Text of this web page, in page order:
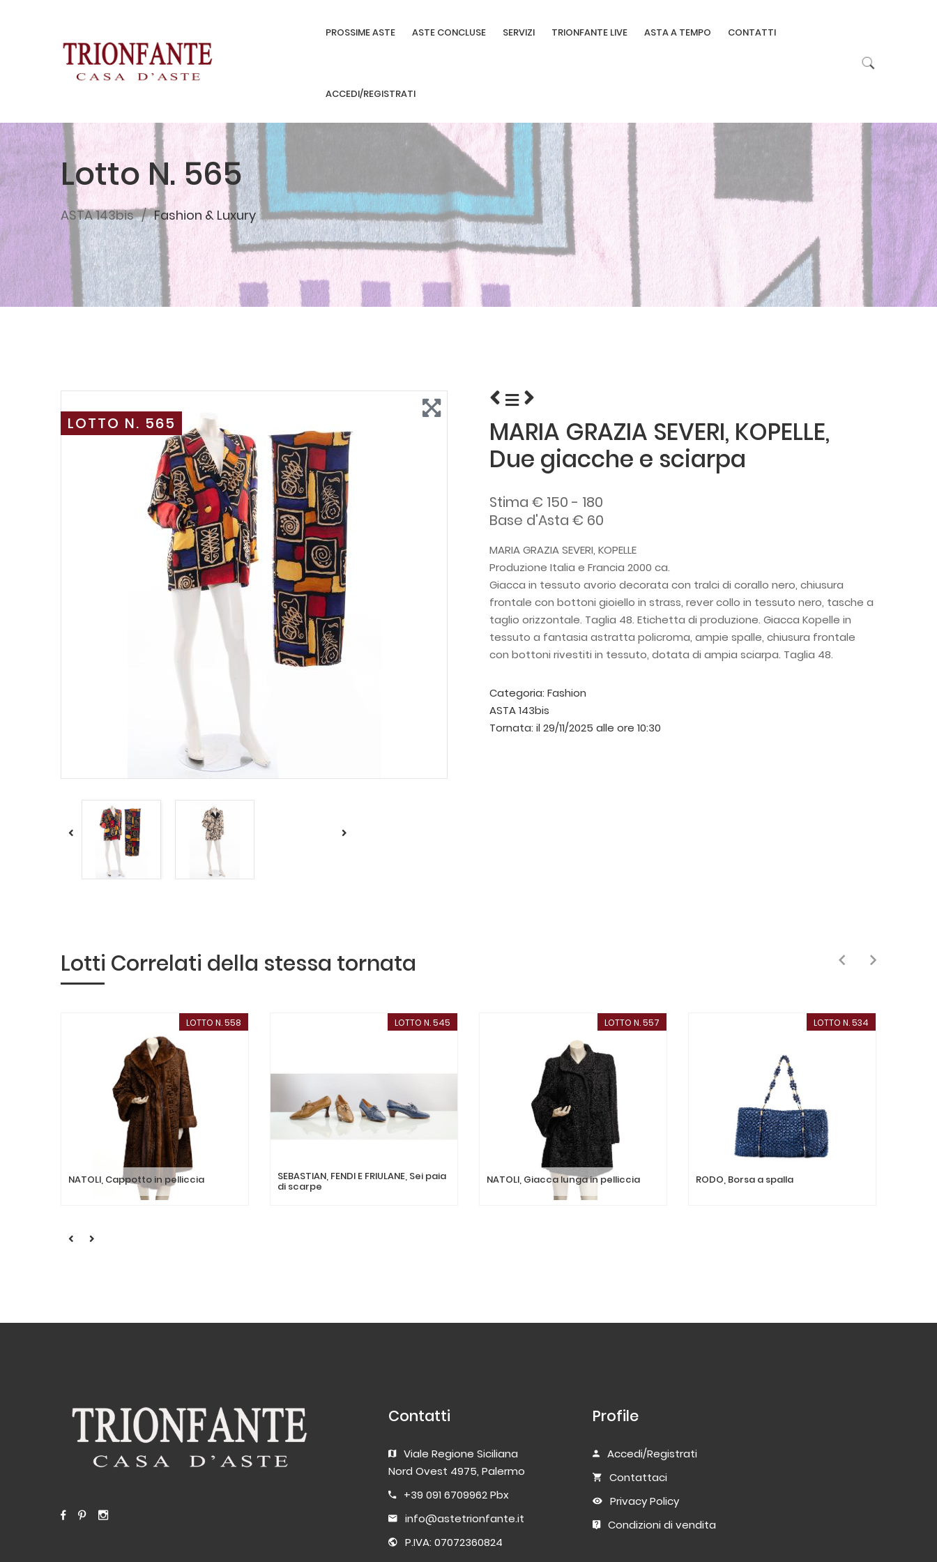
PROSSIME ASTE ASTE CONCLUSE SERVIZI TRIONFANTE LIVE ASTA A TEMPO CONTATTI
ACCEDI/REGISTRATI
Lotto N. 565
ASTA 143bis Fashion & Luxury
LOTTO N. 565
MARIA GRAZIA SEVERI, KOPELLE,
Due giacche e sciarpa
Stima € 150 - 180
Base d'Asta € 60
MARIA GRAZIA SEVERI, KOPELLE
Produzione Italia e Francia 2000 ca.
Giacca in tessuto avorio decorata con tralci di corallo nero, chiusura
frontale con bottoni gioiello in strass, rever collo in tessuto nero, tasche a
taglio orizzontale. Taglia 48. Etichetta di produzione. Giacca Kopelle in
tessuto a fantasia astratta policroma, ampie spalle, chiusura frontale
con bottoni rivestiti in tessuto, dotata di ampia sciarpa. Taglia 48.
Categoria: Fashion
ASTA 143bis
Tornata: il 29/11/2025 alle ore 10:30
Lotti Correlati della stessa tornata
LOTTO N. 558
NATOLI, Cappotto in pelliccia
LOTTO N. 545
SEBASTIAN, FENDI E FRIULANE, Sei paia
di scarpe
LOTTO N. 557
NATOLI, Giacca lunga in pelliccia
LOTTO N. 534
RODO, Borsa a spalla
Contatti
Viale Regione Siciliana
Nord Ovest 4975, Palermo
+39 091 6709962 Pbx
info@astetrionfante.it
P.IVA: 07072360824
Profile
Accedi/Registrati
Contattaci
Privacy Policy
Condizioni di vendita